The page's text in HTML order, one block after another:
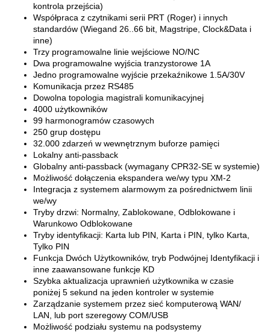
kontrola przejścia)
Współpraca z czytnikami serii PRT (Roger) i innych
standardów (Wiegand 26..66 bit, Magstripe, Clock&Data i
inne)
Trzy programowalne linie wejściowe NO/NC
Dwa programowalne wyjścia tranzystorowe 1A
Jedno programowalne wyjście przekaźnikowe 1.5A/30V
Komunikacja przez RS485
Dowolna topologia magistrali komunikacyjnej
4000 użytkowników
99 harmonogramów czasowych
250 grup dostępu
32.000 zdarzeń w wewnętrznym buforze pamięci
Lokalny anti-passback
Globalny anti-passback (wymagany CPR32-SE w systemie)
Możliwość dołączenia ekspandera we/wy typu XM-2
Integracja z systemem alarmowym za pośrednictwem linii
we/wy
Tryby drzwi: Normalny, Zablokowane, Odblokowane i
Warunkowo Odblokowane
Tryby identyfikacji: Karta lub PIN, Karta i PIN, tylko Karta,
Tylko PIN
Funkcja Dwóch Użytkowników, tryb Podwójnej Identyfikacji i
inne zaawansowane funkcje KD
Szybka aktualizacja uprawnień użytkownika w czasie
poniżej 5 sekund na jeden kontroler w systemie
Zarządzanie systemem przez sieć komputerową WAN/
LAN, lub port szeregowy COM/USB
Możliwość podziału systemu na podsystemy